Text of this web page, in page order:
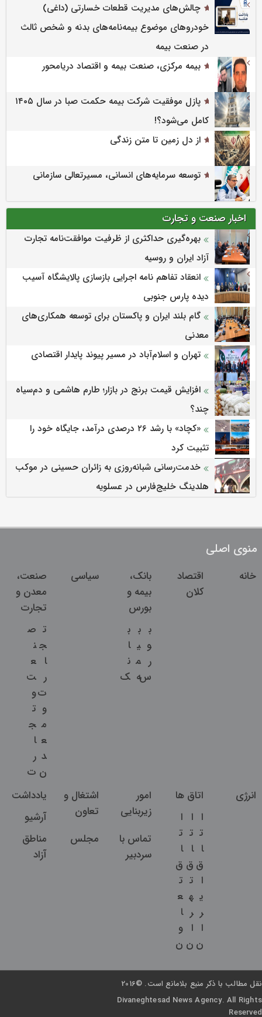
چالش‌های مدیریت قطعات خسارتی (داغی)
خودروهای موضوع بیمه‌نامه‌های بدنه و شخص ثالث
در صنعت بیمه
بیمه مرکزی، صنعت بیمه و اقتصاد دریامحور
پازل موفقیت شرکت بیمه حکمت صبا در سال ۱۴۰۵
کامل می‌شود؟!
از دل زمین تا متن زندگی
توسعه سرمایه‌های انسانی، مسیرتعالی سازمانی
اخبار صنعت و تجارت
بهره‌گیری حداکثری از ظرفیت موافقت‌نامه تجارت
آزاد ایران و روسیه
انعقاد تفاهم نامه اجرایی بازسازی پالایشگاه آسیب
دیده پارس جنوبی
گام بلند ایران و پاکستان برای توسعه همکاری‌های
معدنی
تهران و اسلام‌آباد در مسیر پیوند پایدار اقتصادی
افزایش قیمت برنج در بازار؛ طارم هاشمی و دم‌سیاه
چند؟
«کچاد» با رشد ۲۶ درصدی درآمد، جایگاه خود را
تثبیت کرد
خدمت‌رسانی شبانه‌روزی به زائران حسینی در موکب
هلدینگ خلیج‌فارس در عسلویه
منوی اصلی
خانه
اقتصاد
کلان
بانک،
بیمه و
بورس
ب
و
ر
س
ب
ی
م
ه
ب
ا
ن
ک
سیاسی
صنعت،
معدن و
تجارت
ت
ج
ا
ر
ت
و
م
ع
د
ن
ص
ن
ع
ت
و
ت
ج
ا
ر
ت
انرژی
اتاق ها
ا
ت
ا
ق
ا
ی
ر
ا
ن
ا
ت
ا
ق
ت
ه
ر
ا
ن
ا
ت
ا
ق
ت
ع
ا
و
ن
امور
زیربنایی
اشتغال و
تعاون
یادداشت
آرشیو
تماس با
سردبیر
مجلس
مناطق
آزاد
نقل مطالب با ذکر منبع بلامانع است. ©2016
Divaneghtesad News Agency. All Rights
Reserved